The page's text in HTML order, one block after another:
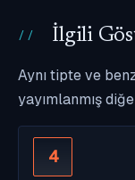
İlgili
Aynı tipte ve
yayımlanmış
4